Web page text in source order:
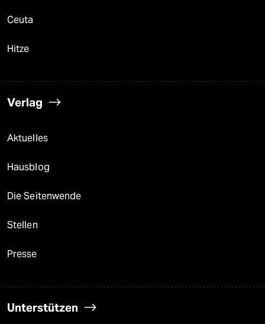
Ceuta
Hitze
Verlag
Aktuelles
Hausblog
Die Seitenwende
Stellen
Presse
Unterstützen